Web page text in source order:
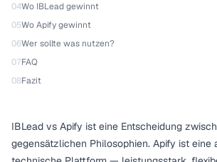
04Wo IBLead gewinnt
05Wo Apify gewinnt
06Wer sollte was nutzen?
07FAQ
08Fazit
IBLead vs Apify ist eine Entscheidung
gegensätzlichen Philosophien. Apify ist eine